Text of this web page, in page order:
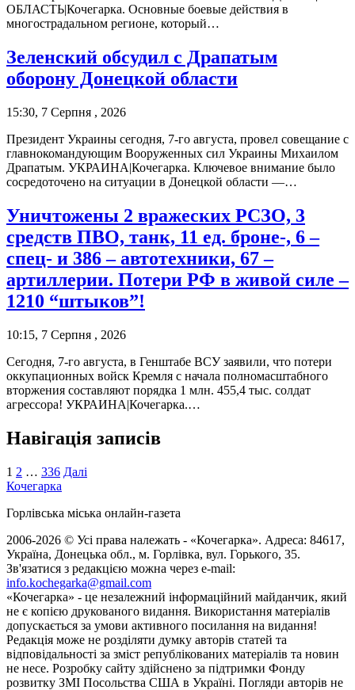
ОБЛАСТЬ|Кочегарка. Основные боевые действия в
многострадальном регионе, который…
Зеленский обсудил с Драпатым
оборону Донецкой области
15:30, 7 Серпня , 2026
Президент Украины сегодня, 7-го августа, провел совещание с
главнокомандующим Вооруженных сил Украины Михаилом
Драпатым. УКРАИНА|Кочегарка. Ключевое внимание было
сосредоточено на ситуации в Донецкой области —…
Уничтожены 2 вражеских РСЗО, 3
средств ПВО, танк, 11 ед. броне-, 6 –
спец- и 386 – автотехники, 67 –
артиллерии. Потери РФ в живой силе –
1210 “штыков”!
10:15, 7 Серпня , 2026
Сегодня, 7-го августа, в Генштабе ВСУ заявили, что потери
оккупационных войск Кремля с начала полномасштабного
вторжения составляют порядка 1 млн. 455,4 тыс. солдат
агрессора! УКРАИНА|Кочегарка.…
Навігація записів
1 2 … 336 Далі
Кочегарка
Горлівська міська онлайн-газета
2006-2026 © Усі права належать - «Кочегарка». Адреса: 84617,
Україна, Донецька обл., м. Горлівка, вул. Горького, 35.
Зв'язатися з редакцією можна через e-mail:
info.kochegarka@gmail.com
«Кочегарка» - це незалежний інформаційний майданчик, який
не є копією друкованого видання. Використання матеріалів
допускається за умови активного посилання на видання!
Редакція може не розділяти думку авторів статей та
відповідальності за зміст републікованих матеріалів та новин
не несе. Розробку сайту здійснено за підтримки Фонду
розвитку ЗМІ Посольства США в Україні. Погляди авторів не